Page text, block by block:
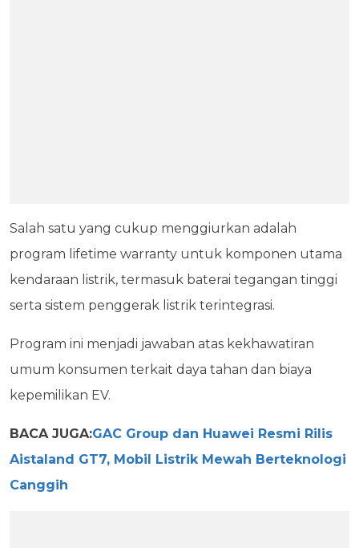
Salah satu yang cukup menggiurkan adalah
program lifetime warranty untuk komponen utama
kendaraan listrik, termasuk baterai tegangan tinggi
serta sistem penggerak listrik terintegrasi.
Program ini menjadi jawaban atas kekhawatiran
umum konsumen terkait daya tahan dan biaya
kepemilikan EV.
BACA JUGA:GAC Group dan Huawei Resmi Rilis
Aistaland GT7, Mobil Listrik Mewah Berteknologi
Canggih